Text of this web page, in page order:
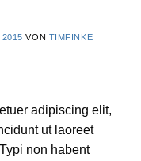
VON TIMFINKE
adipiscing elit,
ut laoreet
non habent